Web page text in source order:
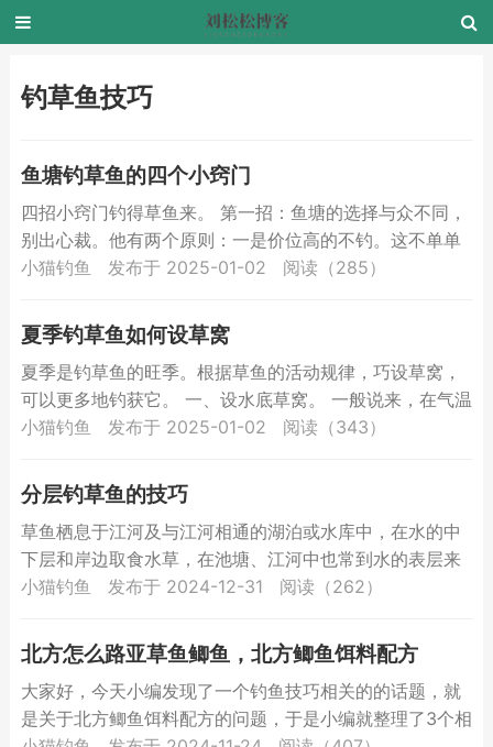
钓草鱼技巧
鱼塘钓草鱼的四个小窍门
四招小窍门钓得草鱼来。 第一招：鱼塘的选择与众不同，
别出心裁。他有两个原则：一是价位高的不钓。这不单单
从成本核算考虑，主要是鱼钓多了难以处理，而且回家已
小猫钓鱼 发布于 2025-01-02 阅读（285）
夏季钓草鱼如何设草窝
夏季是钓草鱼的旺季。根据草鱼的活动规律，巧设草窝，
可以更多地钓获它。 一、设水底草窝。 一般说来，在气温
30℃以上，水深在1.5米左右，草鱼多在水的下层活动。
小猫钓鱼 发布于 2025-01-02 阅读（343）
分层钓草鱼的技巧
草鱼栖息于江河及与江河相通的湖泊或水库中，在水的中
下层和岸边取食水草，在池塘、江河中也常到水的表层来
取食。草鱼它性活泼，游泳也很快。生长的最适温度为
小猫钓鱼 发布于 2024-12-31 阅读（262）
北方怎么路亚草鱼鲫鱼，北方鲫鱼饵料配方
大家好，今天小编发现了一个钓鱼技巧相关的的话题，就
是关于北方鲫鱼饵料配方的问题，于是小编就整理了3个相